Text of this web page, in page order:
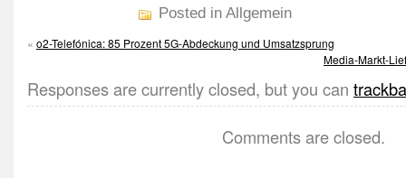
Posted in Allgemein
« o2-Telefónica: 85 Prozent 5G-Abdeckung und Umsatzsprung
Media-Markt-
Responses are currently closed, but you can
Comments are closed.